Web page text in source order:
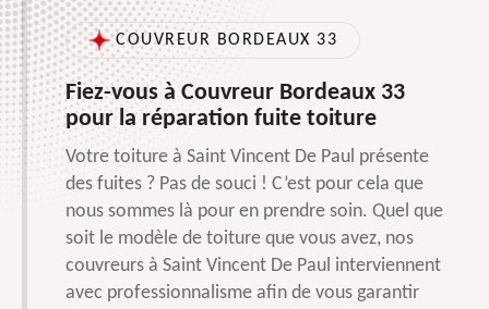
COUVREUR BORDEAUX 33
Fiez-vous à Couvreur Bordeaux 33
pour la réparation fuite toiture
Votre toiture à Saint Vincent De Paul présente
des fuites ? Pas de souci ! C’est pour cela que
nous sommes là pour en prendre soin. Quel que
soit le modèle de toiture que vous avez, nos
couvreurs à Saint Vincent De Paul interviennent
avec professionnalisme afin de vous garantir